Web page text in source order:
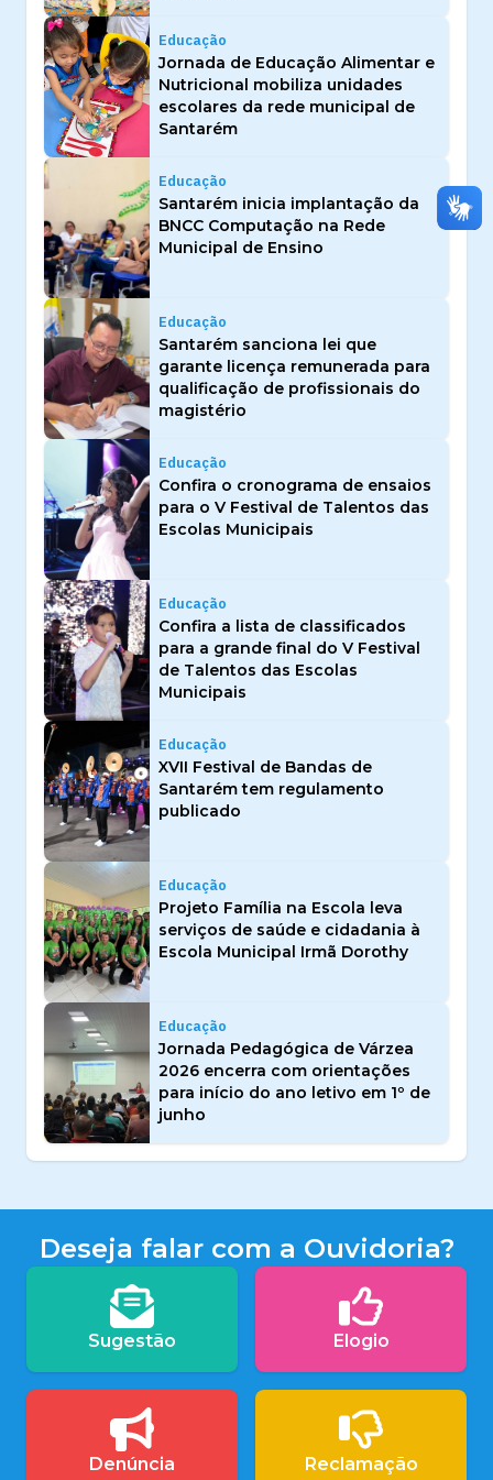
Educação
Jornada de Educação Alimentar e
Nutricional mobiliza unidades
escolares da rede municipal de
Santarém
Educação
Santarém inicia implantação da
BNCC Computação na Rede
Municipal de Ensino
Educação
Santarém sanciona lei que
garante licença remunerada para
qualificação de profissionais do
magistério
Educação
Confira o cronograma de ensaios
para o V Festival de Talentos das
Escolas Municipais
Educação
Confira a lista de classificados
para a grande final do V Festival
de Talentos das Escolas
Municipais
Educação
XVII Festival de Bandas de
Santarém tem regulamento
publicado
Educação
Projeto Família na Escola leva
serviços de saúde e cidadania à
Escola Municipal Irmã Dorothy
Educação
Jornada Pedagógica de Várzea
2026 encerra com orientações
para início do ano letivo em 1º de
junho
Deseja falar com a Ouvidoria?
Sugestão Elogio
Denúncia Reclamação